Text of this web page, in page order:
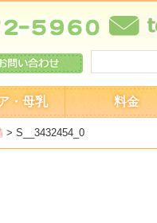
・母乳 料金
> S__3432454_0